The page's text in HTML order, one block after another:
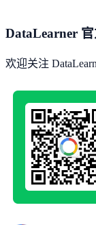
DataLearner
欢迎关注